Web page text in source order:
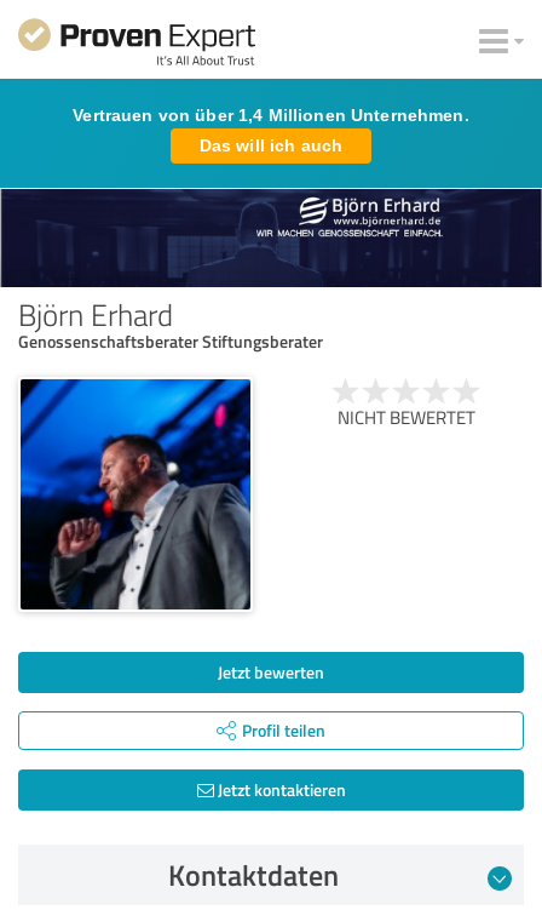
Vertrauen von über 1,4 Millionen Unternehmen.
Das will ich auch
Björn Erhard
Genossenschaftsberater Stiftungsberater
NICHT BEWERTET
Jetzt bewerten
Profil teilen
Jetzt kontaktieren
Kontaktdaten